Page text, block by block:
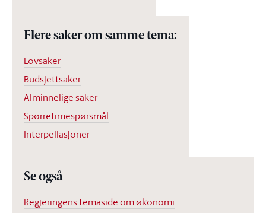
Flere saker om samme tema:
Lovsaker
Budsjettsaker
Alminnelige saker
Spørretimespørsmål
Interpellasjoner
Se også
Regjeringens temaside om økonomi